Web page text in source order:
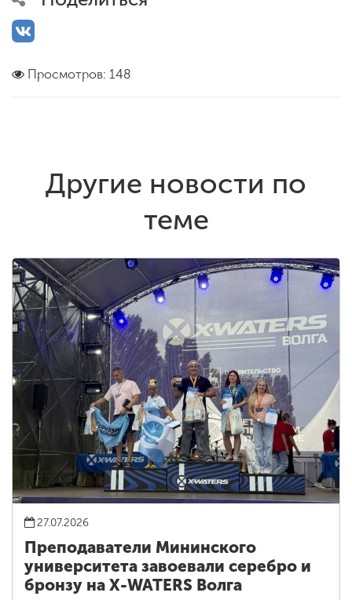
Просмотров: 148
Другие новости по
теме
27.07.2026
Преподаватели Мининского
университета завоевали серебро и
бронзу на X-WATERS Волга